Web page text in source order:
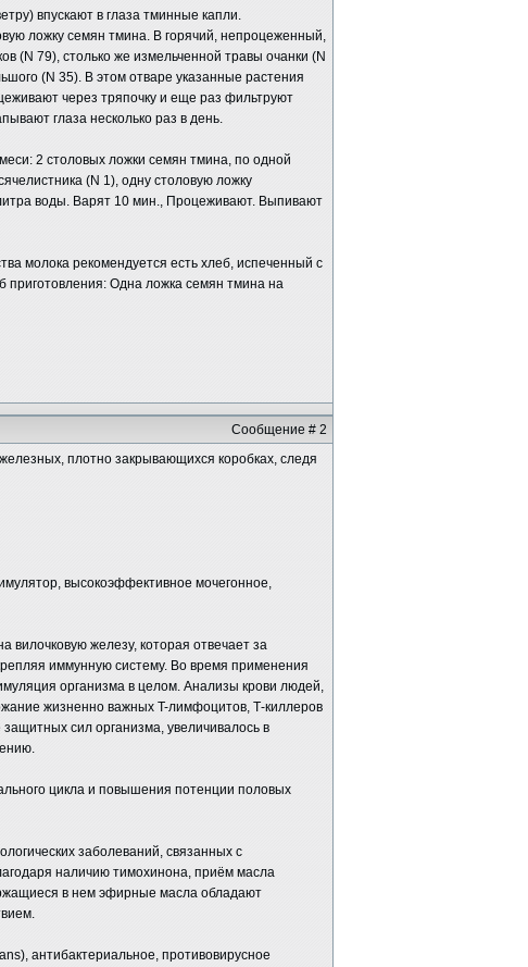
впускают в глаза тминные капли.
ложку семян тмина. В горячий, непроцеженный,
(N 79), столько же измельченной травы очанки (N
(N 35). В этом отваре указанные растения
через тряпочку и еще раз фильтруют
глаза несколько раз в день.
2 столовых ложки семян тмина, по одной
(N 1), одну столовую ложку
воды. Варят 10 мин., Процеживают. Выпивают
молока рекомендуется есть хлеб, испеченный с
приготовления: Одна ложка семян тмина на
Сообщение # 2
плотно закрывающихся коробках, следя
высокоэффективное мочегонное,
железу, которая отвечает за
иммунную систему. Во время применения
организма в целом. Анализы крови людей,
жизненно важных T-лимфоцитов, Т-киллеров
сил организма, увеличивалось в
цикла и повышения потенции половых
заболеваний, связанных с
наличию тимохинона, приём масла
в нем эфирные масла обладают
антибактериальное, противовирусное